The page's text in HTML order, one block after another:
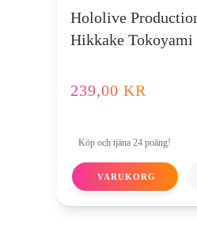
Hololive
Hikkake Tokoyami
239,00 KR
Köp och tjäna 24 poäng!
VARUKORG